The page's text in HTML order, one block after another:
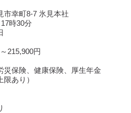
幸町8-7 氷見本社
時30分
215,900円
保険、健康保険、厚生年金
あり）